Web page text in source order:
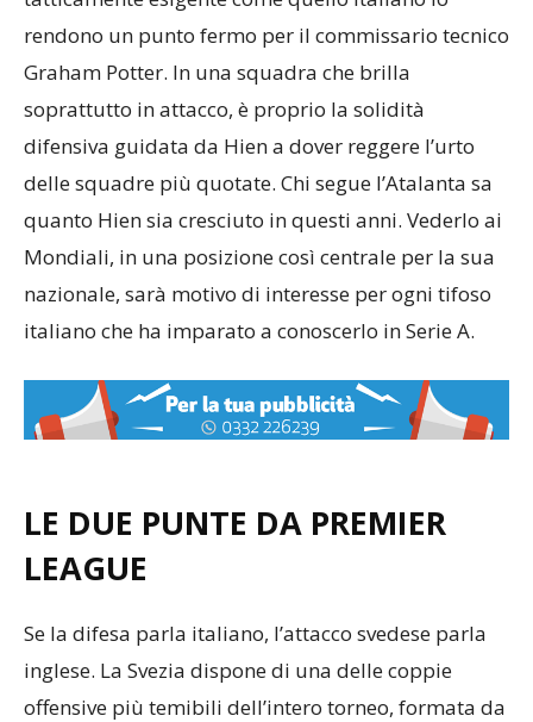
tatticamente esigente come quello italiano lo
rendono un punto fermo per il commissario tecnico
Graham Potter. In una squadra che brilla
soprattutto in attacco, è proprio la solidità
difensiva guidata da Hien a dover reggere l’urto
delle squadre più quotate. Chi segue l’Atalanta sa
quanto Hien sia cresciuto in questi anni. Vederlo ai
Mondiali, in una posizione così centrale per la sua
nazionale, sarà motivo di interesse per ogni tifoso
italiano che ha imparato a conoscerlo in Serie A.
LE DUE PUNTE DA PREMIER
Se la difesa parla italiano, l’attacco svedese parla
inglese. La Svezia dispone di una delle coppie